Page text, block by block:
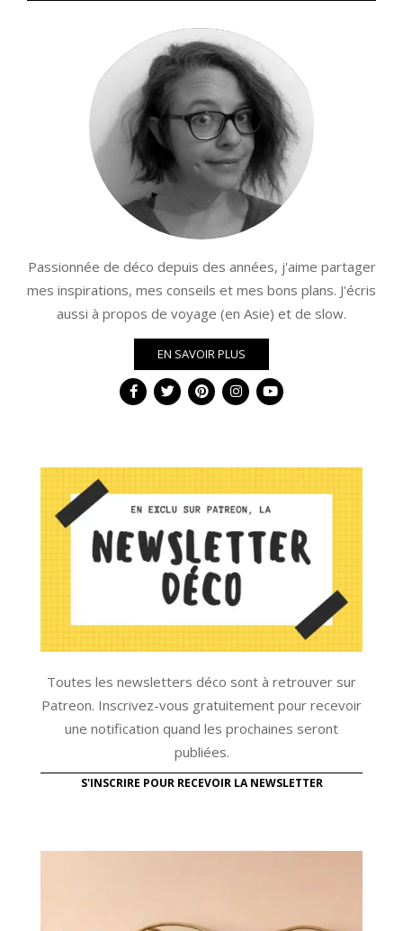
Passionnée de déco depuis des années, j'aime partager
mes inspirations, mes conseils et mes bons plans. J'écris
aussi à propos de voyage (en Asie) et de slow.
EN SAVOIR PLUS
Toutes les newsletters déco sont à retrouver sur
Patreon. Inscrivez-vous gratuitement pour recevoir
une notification quand les prochaines seront
publiées.
S'INSCRIRE POUR RECEVOIR LA NEWSLETTER